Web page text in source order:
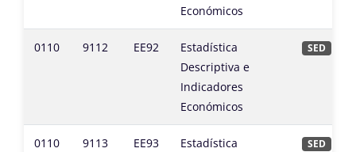
Económicos
0110 9112 EE92
Estadística
Descriptiva e
Indicadores
Económicos
SED
0110 9113 EE93
Estadística
SED